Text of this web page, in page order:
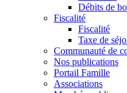
Débits de
Fiscalité
Fiscalité
Taxe de
Communauté de
Nos publications
Portail Famille
Associations